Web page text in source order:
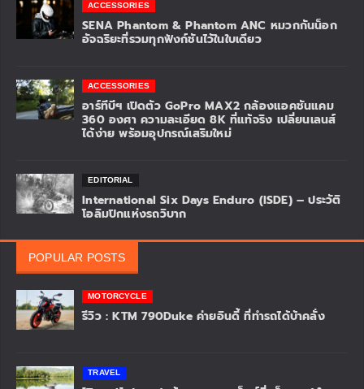
ACCESSORIES
SENA Phantom & Phantom ANC หมวกกันน็อก
อัจฉริยะที่รวมทุกฟังก์ชันไว้ในใบเดียว
ACCESSORIES
อาร์ทีบีฯ เปิดตัว GoPro MAX2 กล้องแอคชันแคม
360 องศา ความละเอียด 8K ที่แท้จริง เปลี่ยนเลนส์
ได้ง่าย พร้อมอุปกรณ์เสริมใหม่
EDITORIAL
International Six Days Enduro (ISDE) – ประวัติ
โอลิมปิกแห่งรถวิบาก
POPULAR POSTS
MOTORCYCLE
รีวิว : KTM 790Duke ค่ายอินดี้ ที่ทำรถได้บ้าคลั่ง
TRAVEL